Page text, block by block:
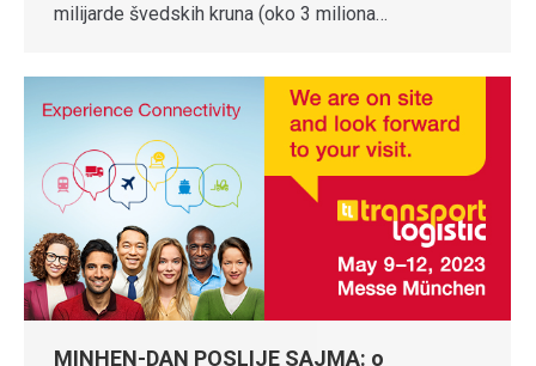
milijarde švedskih kruna (oko 3 miliona…
MINHEN-DAN POSLIJE SAJMA: o